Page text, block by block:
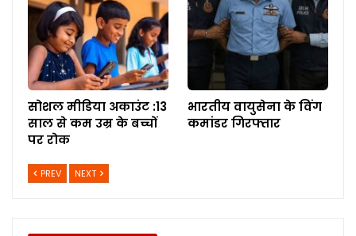
सोशल मीडिया अकाउंट :13
साल से कम उम्र के बच्चों
पर रोक
भारतीय वायुसेना के विंग
कमांडर गिरफ्तार
PREV NEXT